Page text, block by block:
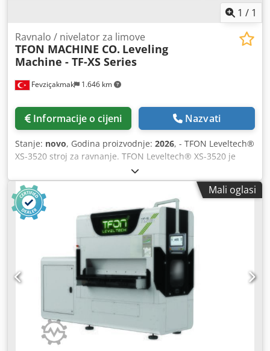
1 / 1
Fevziçakmak 1.646 km
Ravnalo / nivelator za limove
TFON MACHINE CO. Leveling
Machine - TF-XS Series
Informacije o cijeni Nazvati
Stanje: novo, Godina proizvodnje: 2026, - TFON Leveltech®
XS-3520 stroj za ravnanje. TFON Leveltech® XS-3520 je
kompaktno i učinkovito rješenje za ravnanje, namijenjeno
tankim materijalima i manjim širinama. Opremljen
naprednim elektromehaničkim upravljanjem i korisnički
prilagođenim upravljanjem putem dodirnog zaslona,
omogućuje precizno ravnanje uz pouzdanu zaštitu od
preopterećenja za povećanu sigurnost. - Ključne tehničke
karakteristike: Debljina materijala: 0,3 mm – 5,0 mm.
Maksimalna širina materijala: 200 mm. Minimalna duljina
materijala: 70 mm Cjdpsityvfjfx Ahborf Podešavanje
razmaka ravnanja: elektromehaničko / PLC upravljano.
Zaštita od preopterećenja: standard. Upravljačko sučelje:
HMI dodirni zaslon. Težina stroja: 2.000 kg. Dimenzije
stroja (D × Š × V): 2.225 × 1.595 × 1.850 mm.
Mali oglasi